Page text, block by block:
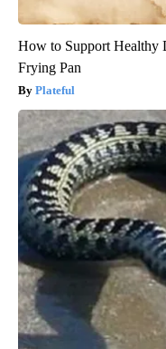
How to Support Healthy
Frying Pan
Plateful